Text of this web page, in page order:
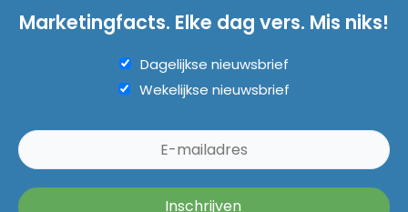
Marketingfacts. Elke dag vers. Mis niks!
Dagelijkse nieuwsbrief
Wekelijkse nieuwsbrief